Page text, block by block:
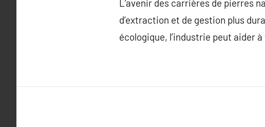
L’avenir des carrières de pierres
d’extraction et de gestion plus
écologique, l’industrie peut aider